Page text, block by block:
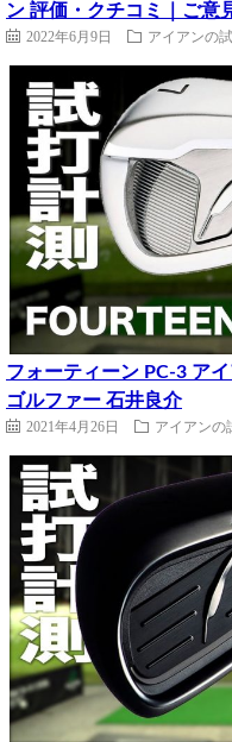
ン 評価・クチコミ｜ご意
2022年6月9日 アイアンの
フォーティーン PC-3 ア
ゴルファー 石井良介
2021年4月26日 アイアンの